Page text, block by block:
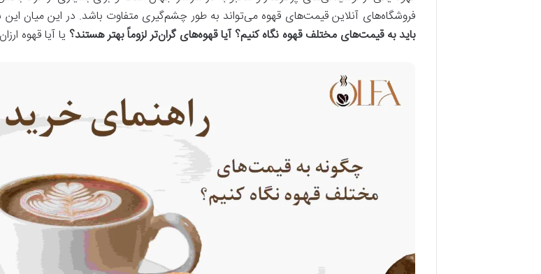
فروشگاه‌های آنلاین قیمت‌های قهوه می‌تواند به طور چشم‌گیری متفاوت باشد. در این میان
باید به قیمتهای مختلف قهوه نگاه کنیم؟ آیا قهوههای گرانتر لزوماً بهتر هستند؟ یا آیا قهوه